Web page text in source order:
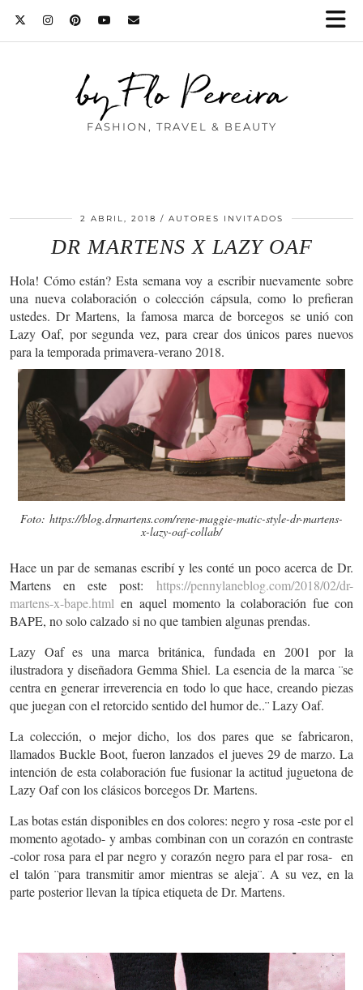
by Flo Pereira
FASHION, TRAVEL & BEAUTY
2 ABRIL, 2018 AUTORES INVITADOS
DR MARTENS X LAZY OAF
Hola! Cómo están? Esta semana voy a escribir nuevamente sobre
una nueva colaboración o colección cápsula, como lo prefieran
ustedes. Dr Martens, la famosa marca de borcegos se unió con
Lazy Oaf, por segunda vez, para crear dos únicos pares nuevos
para la temporada primavera-verano 2018.
Foto: https://blog.drmartens.com/rene-maggie-matic-style-dr-martens-
x-lazy-oaf-collab/
Hace un par de semanas escribí y les conté un poco acerca de Dr.
Martens en este post: https://pennylaneblog.com/2018/02/dr-
martens-x-bape.html en aquel momento la colaboración fue con
BAPE, no solo calzado si no que tambien algunas prendas.
Lazy Oaf es una marca británica, fundada en 2001 por la
ilustradora y diseñadora Gemma Shiel. La esencia de la marca ¨se
centra en generar irreverencia en todo lo que hace, creando piezas
que juegan con el retorcido sentido del humor de..¨ Lazy Oaf.
La colección, o mejor dicho, los dos pares que se fabricaron,
llamados Buckle Boot, fueron lanzados el jueves 29 de marzo. La
intención de esta colaboración fue fusionar la actitud juguetona de
Lazy Oaf con los clásicos borcegos Dr. Martens.
Las botas están disponibles en dos colores: negro y rosa -este por el
momento agotado- y ambas combinan con un corazón en contraste
-color rosa para el par negro y corazón negro para el par rosa- en
el talón ¨para transmitir amor mientras se aleja¨. A su vez, en la
parte posterior llevan la típica etiqueta de Dr. Martens.